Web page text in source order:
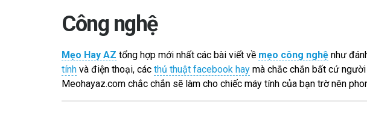
Công nghệ
Mẹo Hay AZ tổng hợp mới nhất các bài viết về mẹo công nghệ như
tính và điện thoại, các thủ thuật facebook hay mà chắc chắn bất cứ
Meohayaz.com chắc chắn sẽ làm cho chiếc máy tính của bạn trờ nên